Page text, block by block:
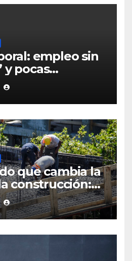
empleo sin
y pocas
empresariales
de personal
que cambia la
construcción:
subas reales y
2031